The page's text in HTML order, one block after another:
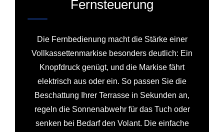
Fernsteuerung
Die Fernbedienung macht die Stärke einer
Vollkassettenmarkise besonders deutlich: Ein
Knopfdruck genügt, und die Markise fährt
elektrisch aus oder ein. So passen Sie die
Beschattung Ihrer Terrasse in Sekunden an,
regeln die Sonnenabwehr für das Tuch oder
senken bei Bedarf den Volant. Die einfache